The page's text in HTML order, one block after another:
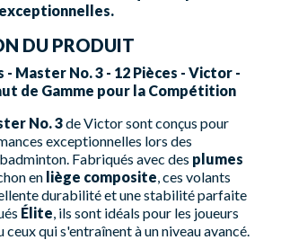
DU PRODUIT
Master No. 3 - 12 Pièces - Victor -
de Gamme pour la Compétition
No. 3de Victor sont conçus pour
exceptionnelles lors des
Fabriqués avec des plumes
en liège composite , ces volants
durabilité et une stabilité parfaite
Élite , ils sont idéals pour les joueurs
qui s'entraînent à un niveau avancé.